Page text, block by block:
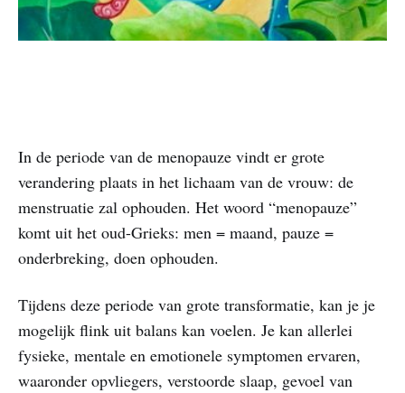
In de periode van de menopauze vindt er grote
verandering plaats in het lichaam van de vrouw: de
menstruatie zal ophouden. Het woord “menopauze”
komt uit het oud-Grieks: men = maand, pauze =
onderbreking, doen ophouden.
Tijdens deze periode van grote transformatie, kan je je
mogelijk flink uit balans kan voelen. Je kan allerlei
fysieke, mentale en emotionele symptomen ervaren,
waaronder opvliegers, verstoorde slaap, gevoel van